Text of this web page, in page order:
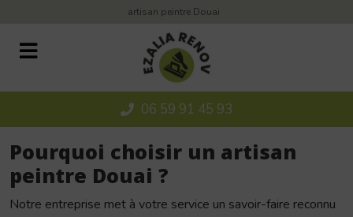
artisan peintre Douai
06 59 91 45 93
Pourquoi choisir un artisan
peintre Douai ?
Notre entreprise met à votre service un savoir-faire reconnu
Panneau de gestion des cookies